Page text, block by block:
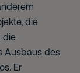
die
die
Ausbaus des
Er